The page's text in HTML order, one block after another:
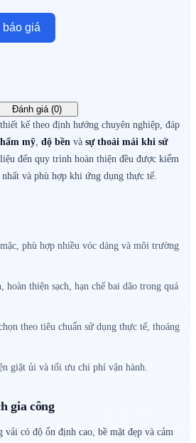
giá
Đánh giá (0)
kế theo định hướng chuyên nghiệp, đáp
mỹ, độ bền và sự thoải mái khi sử
đến quy trình hoàn thiện đều được kiểm
và phù hợp khi ứng dụng thực tế.
phù hợp nhiều vóc dáng và môi trường
hoàn thiện sạch, hạn chế bai dão trong quá
theo tiêu chuẩn sử dụng thực tế, thoáng
giặt ủi và tối ưu chi phí vận hành.
gia công
vải có độ ổn định cao, bề mặt đẹp và cảm